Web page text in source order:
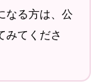
なる方は、公
みてくださ